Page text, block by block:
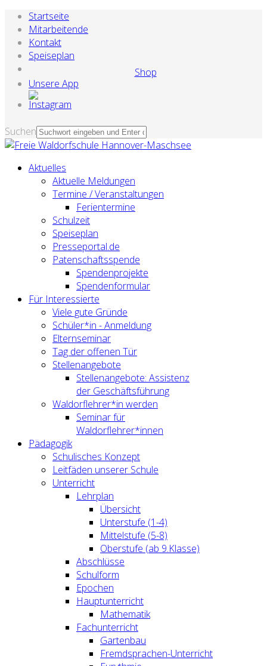
Startseite
Mitarbeitende
Kontakt
Speiseplan
Shop
Unsere App
Suchen
Aktuelles
Aktuelle Meldungen
Termine / Veranstaltungen
Ferientermine
Schulzeit
Speiseplan
Presseportal.de
Patenschaftsspende
Spendenprojekte
Spendenformular
Für Interessierte
Viele gute Gründe
Schüler*in - Anmeldung
Elternseminar
Tag der offenen Tür
Stellenangebote
Stellenangebote: Assistenz
der Geschäftsführung
Waldorflehrer*in werden
Seminar für
Waldorflehrer*innen
Pädagogik
Schulisches Konzept
Leitfäden unserer Schule
Unterricht
Lehrplan
Übersicht
Unterstufe (1-4)
Mittelstufe (5-8)
Oberstufe (ab 9.Klasse)
Abschlüsse
Schulform
Epochen
Hauptunterricht
Mathematik
Fachunterricht
Gartenbau
Fremdsprachen-Unterricht